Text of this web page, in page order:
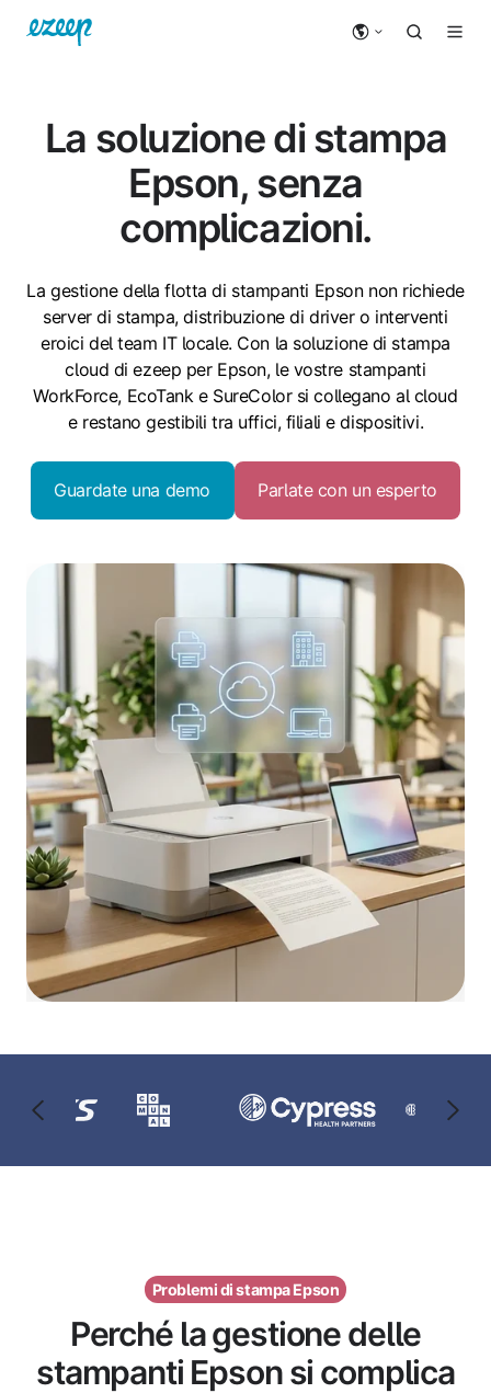
La soluzione di stampa
Epson, senza
complicazioni.
La gestione della flotta di stampanti Epson non richiede
server di stampa, distribuzione di driver o interventi
eroici del team IT locale. Con la soluzione di stampa
cloud di ezeep per Epson, le vostre stampanti
WorkForce, EcoTank e SureColor si collegano al cloud
e restano gestibili tra uffici, filiali e dispositivi.
Guardate una demo Parlate con un esperto
Problemi di stampa Epson
Perché la gestione delle
stampanti Epson si complica